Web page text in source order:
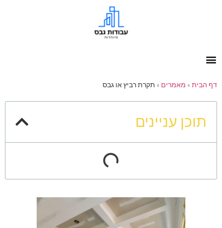
דף הבית » מאמרים » תקרת רביץ או גבס
תוכן עניינים